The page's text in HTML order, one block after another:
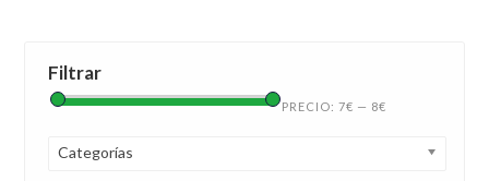
Filtrar
PRECIO:7€ — 8€
Categorías